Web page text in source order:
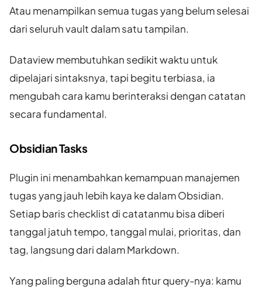
Atau menampilkan semua tugas yang belum selesai
dari seluruh vault dalam satu tampilan.
Dataview membutuhkan sedikit waktu untuk
dipelajari sintaksnya, tapi begitu terbiasa, ia
mengubah cara kamu berinteraksi dengan catatan
secara fundamental.
Obsidian Tasks
Plugin ini menambahkan kemampuan manajemen
tugas yang jauh lebih kaya ke dalam Obsidian.
Setiap baris checklist di catatanmu bisa diberi
tanggal jatuh tempo, tanggal mulai, prioritas, dan
tag, langsung dari dalam Markdown.
Yang paling berguna adalah fitur query-nya: kamu